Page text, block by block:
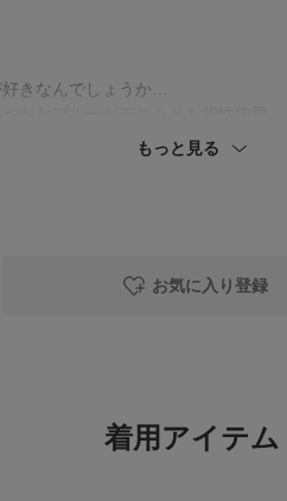
きなんでしょうか…
心もマインドも大人カジュアル。
からフォローしてみてください★
もっと見る
お気に入り登録
着用アイテム